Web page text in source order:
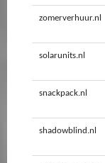
zomerverhuur.nl
solarunits.nl
snackpack.nl
shadowblind.nl